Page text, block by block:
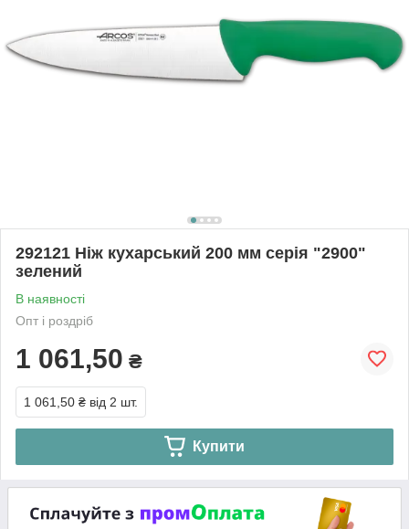
292121 Ніж кухарський 200 мм серія "2900"
зелений
В наявності
Опт і роздріб
1 061,50 ₴
1 061,50 ₴ від 2 шт.
Купити